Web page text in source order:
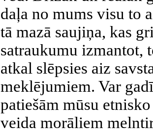
daļa no mums visu to
tā mazā saujiņa, kas
satraukumu izmantot,
atkal slēpsies aiz
meklējumiem. Var
patiešām mūsu
veida morāliem